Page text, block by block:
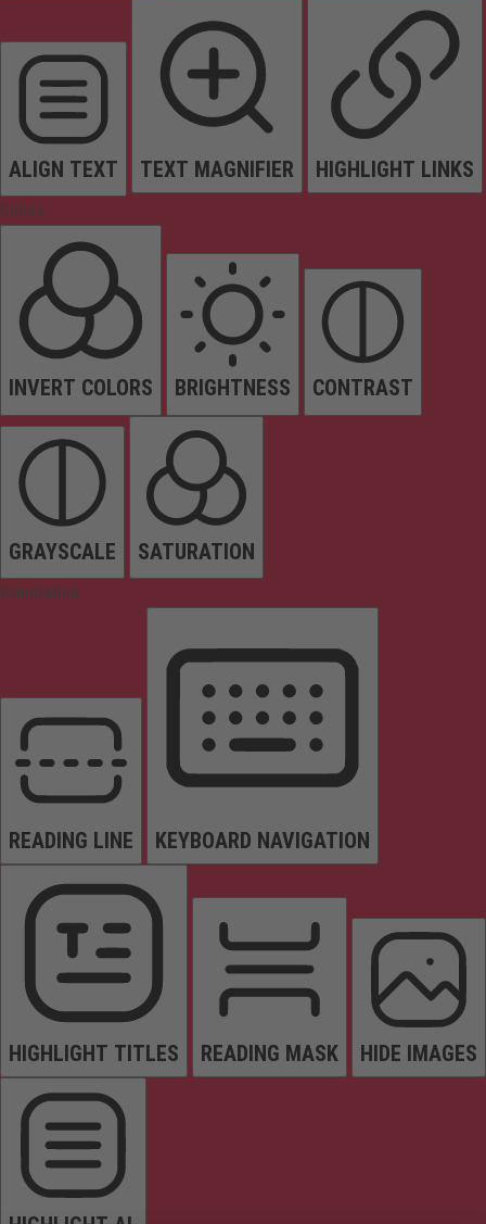
ALIGN TEXT TEXT MAGNIFIER HIGHLIGHT LINKS
Colors
INVERT COLORS BRIGHTNESS CONTRAST
GRAYSCALE SATURATION
Orientation
READING LINE KEYBOARD NAVIGATION
HIGHLIGHT TITLES READING MASK HIDE IMAGES